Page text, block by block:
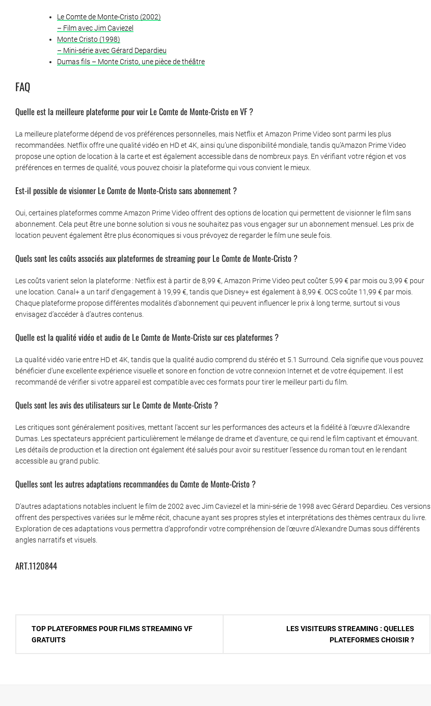
Le Comte de Monte-Cristo (2002)
– Film avec Jim Caviezel
Monte Cristo (1998)
– Mini-série avec Gérard Depardieu
Dumas fils – Monte Cristo, une pièce de théâtre
FAQ
Quelle est la meilleure plateforme pour voir Le Comte de Monte-Cristo en VF ?
La meilleure plateforme dépend de vos préférences personnelles, mais Netflix et Amazon Prime Video sont parmi les plus
recommandées. Netflix offre une qualité vidéo en HD et 4K, ainsi qu’une disponibilité mondiale, tandis qu’Amazon Prime Video
propose une option de location à la carte et est également accessible dans de nombreux pays. En vérifiant votre région et vos
préférences en termes de qualité, vous pouvez choisir la plateforme qui vous convient le mieux.
Est-il possible de visionner Le Comte de Monte-Cristo sans abonnement ?
Oui, certaines plateformes comme Amazon Prime Video offrent des options de location qui permettent de visionner le film sans
abonnement. Cela peut être une bonne solution si vous ne souhaitez pas vous engager sur un abonnement mensuel. Les prix de
location peuvent également être plus économiques si vous prévoyez de regarder le film une seule fois.
Quels sont les coûts associés aux plateformes de streaming pour Le Comte de Monte-Cristo ?
Les coûts varient selon la plateforme : Netflix est à partir de 8,99 €, Amazon Prime Video peut coûter 5,99 € par mois ou 3,99 € pour
une location. Canal+ a un tarif d’engagement à 19,99 €, tandis que Disney+ est également à 8,99 €. OCS coûte 11,99 € par mois.
Chaque plateforme propose différentes modalités d’abonnement qui peuvent influencer le prix à long terme, surtout si vous
envisagez d’accéder à d’autres contenus.
Quelle est la qualité vidéo et audio de Le Comte de Monte-Cristo sur ces plateformes ?
La qualité vidéo varie entre HD et 4K, tandis que la qualité audio comprend du stéréo et 5.1 Surround. Cela signifie que vous pouvez
bénéficier d’une excellente expérience visuelle et sonore en fonction de votre connexion Internet et de votre équipement. Il est
recommandé de vérifier si votre appareil est compatible avec ces formats pour tirer le meilleur parti du film.
Quels sont les avis des utilisateurs sur Le Comte de Monte-Cristo ?
Les critiques sont généralement positives, mettant l’accent sur les performances des acteurs et la fidélité à l’œuvre d’Alexandre
Dumas. Les spectateurs apprécient particulièrement le mélange de drame et d’aventure, ce qui rend le film captivant et émouvant.
Les détails de production et la direction ont également été salués pour avoir su restituer l’essence du roman tout en le rendant
accessible au grand public.
Quelles sont les autres adaptations recommandées du Comte de Monte-Cristo ?
D’autres adaptations notables incluent le film de 2002 avec Jim Caviezel et la mini-série de 1998 avec Gérard Depardieu. Ces versions
offrent des perspectives variées sur le même récit, chacune ayant ses propres styles et interprétations des thèmes centraux du livre.
Exploration de ces adaptations vous permettra d’approfondir votre compréhension de l’œuvre d’Alexandre Dumas sous différents
angles narratifs et visuels.
ART.1120844
Navigation
TOP PLATEFORMES POUR FILMS STREAMING VF
GRATUITS
LES VISITEURS STREAMING : QUELLES
PLATEFORMES CHOISIR ?